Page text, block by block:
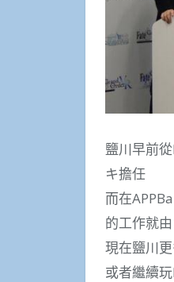
鹽川早前
キ擔任
而在
的工作就
現在鹽川
或者繼續